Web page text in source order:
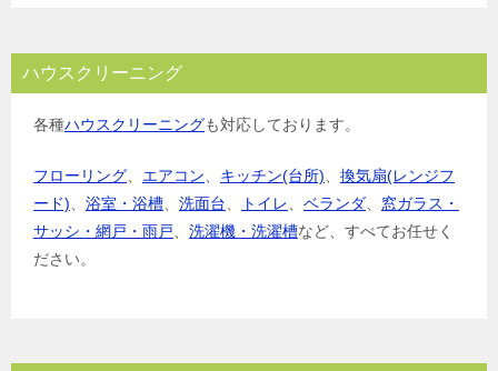
ハウスクリーニング
各種ハウスクリーニングも対応しております。
フローリング エアコン キッチン(台所)
換気扇(レンジフ
ード)
浴室・浴槽 洗面台 トイレ ベランダ
窓ガラス・
サッシ・網戸・雨戸
洗濯機・洗濯槽など、すべてお任せく
ださい。